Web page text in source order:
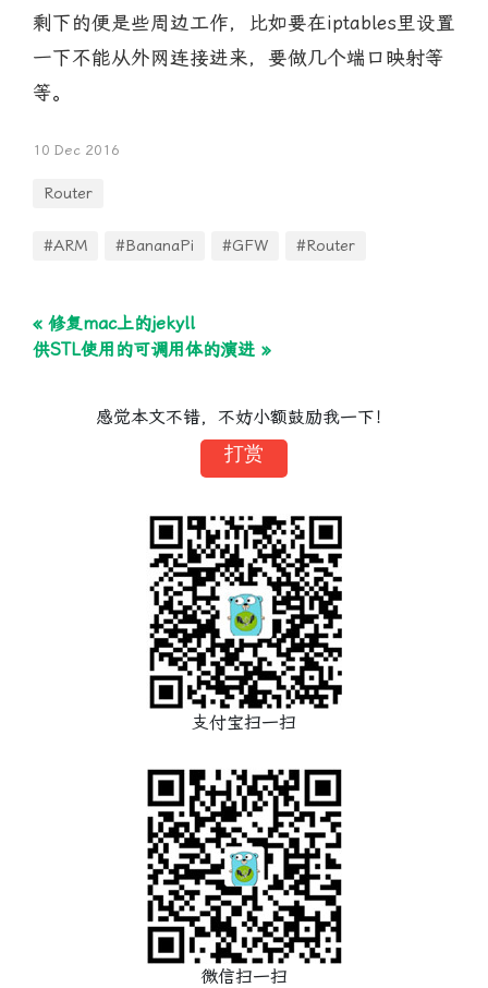
剩下的便是些周边工作，比如要在iptables里设置
一下不能从外网连接进来，要做几个端口映射等
等。
10 Dec 2016
Router
#ARM #BananaPi #GFW #Router
« 修复mac上的jekyll
供STL使用的可调用体的演进 »
感觉本文不错，不妨小额鼓励我一下！
打赏
支付宝扫一扫
微信扫一扫